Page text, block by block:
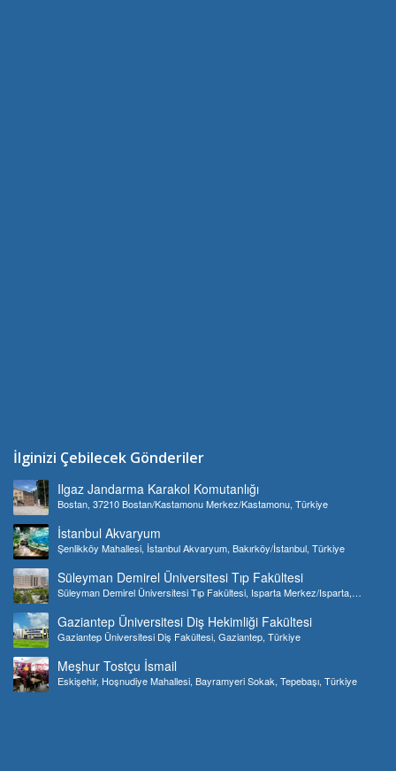
İlginizi Çebilecek Gönderiler
Ilgaz Jandarma Karakol Komutanlığı
Bostan, 37210 Bostan/Kastamonu Merkez/Kastamonu, Türkiye
İstanbul Akvaryum
Şenlikköy Mahallesi, İstanbul Akvaryum, Bakırköy/İstanbul, Türkiye
Süleyman Demirel Üniversitesi Tıp Fakültesi
Süleyman Demirel Üniversitesi Tıp Fakültesi, Isparta Merkez/Isparta,
Gaziantep Üniversitesi Diş Hekimliği Fakültesi
Gaziantep Üniversitesi Diş Fakültesi, Gaziantep, Türkiye
Meşhur Tostçu İsmail
Eskişehir, Hoşnudiye Mahallesi, Bayramyeri Sokak, Tepebaşı, Türkiye